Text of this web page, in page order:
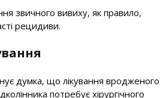
звичного вивиху, як правило,
рецидиви.
думка, що лікування вродженого
потребує хірургічного